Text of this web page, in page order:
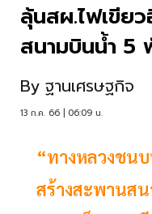
ลุ้นสผ.ไฟเขีย
สนามบินน้ำ 5
By ฐานเศรษฐกิจ
13 ก.ค. 66 | 06:09 น.
“ทางหลวงชนบ
สร้างสะพานส